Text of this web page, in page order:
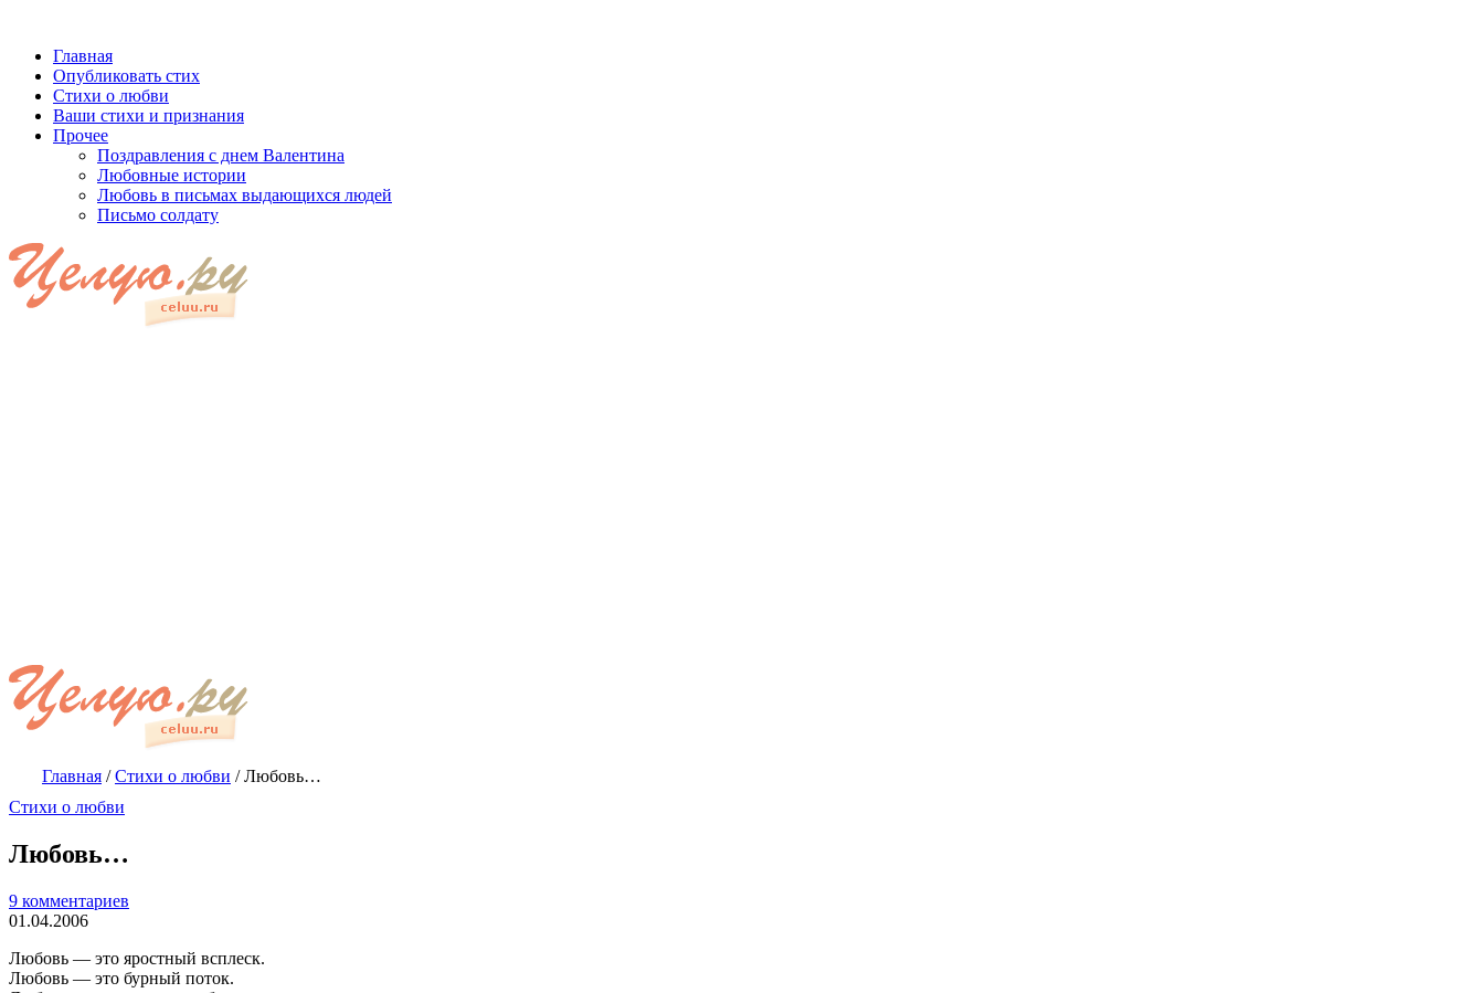
Главная
Опубликовать стих
Стихи о любви
Ваши стихи и признания
Прочее
Поздравления с днем Валентина
Любовные истории
Любовь в письмах выдающихся людей
Письмо солдату
Главная /Стихи о любви /Любовь…
Стихи о любви
Любовь…
9 комментариев
01.04.2006
Любовь — это яростный всплеск.
Любовь — это бурный поток.